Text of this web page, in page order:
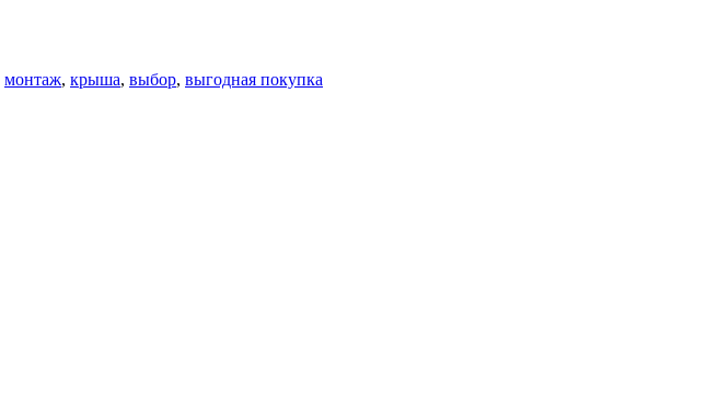
монтаж, крыша, выбор, выгодная покупка